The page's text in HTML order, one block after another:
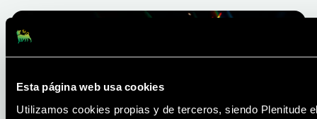
Esta página web usa cookies
Utilizamos cookies propias y de terceros, siendo Plenitude